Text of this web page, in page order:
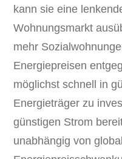
kann sie eine
Wohnungsmarkt
mehr
Energiepreisen
möglichst schnell in
Energieträger zu
günstigen Strom
unabhängig von